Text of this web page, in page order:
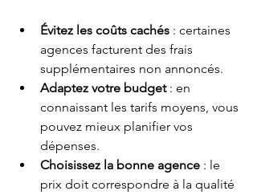
Évitez les coûts cachés : certaines
agences facturent des frais
supplémentaires non annoncés.
Adaptez votre budget : en
connaissant les tarifs moyens, vous
pouvez mieux planifier vos
dépenses.
Choisissez la bonne agence : le
prix doit correspondre à la qualité